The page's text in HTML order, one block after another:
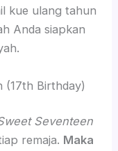
kue ulang tahun
Anda siapkan
(17th Birthday)
Seventeen
remaja. Maka